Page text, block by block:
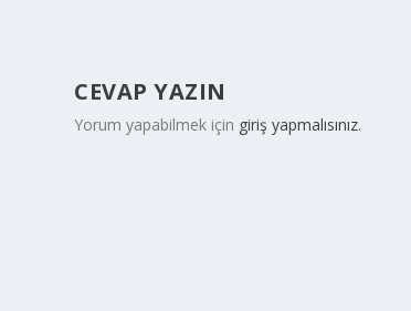
CEVAP YAZIN
Yorum yapabilmek için giriş yapmalısınız.